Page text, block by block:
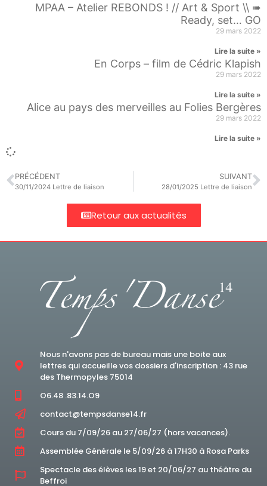
MPAA – Atelier REBONDS ! // Art & Sport \\ ➠
Ready, set… GO
29 mars 2022
Lire la suite »
En Corps – film de Cédric Klapish
29 mars 2022
Lire la suite »
Alice au pays des merveilles au Folies Bergères
29 mars 2022
Lire la suite »
PRÉCÉDENT
30/11/2024 Lettre de liaison
SUIVANT
28/01/2025 Lettre de liaison
Retour aux actualités
Nous n'avons pas de bureau mais une boite aux
lettres qui accueille vos dossiers d'inscription : 43 rue
des Thermopyles 75014
O6.48 .83.14.O9
contact@tempsdanse14.fr
Cours du 7/09/26 au 27/06/27 (hors vacances).
Assemblée Générale le 5/09/26 à 17H30 à Rosa Parks
Spectacle des élèves les 19 et 20/06/27 au théâtre du
Beffroi